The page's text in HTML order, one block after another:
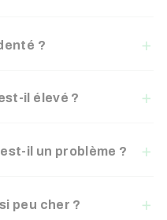
?
il élevé ?
il un problème ?
peu cher ?